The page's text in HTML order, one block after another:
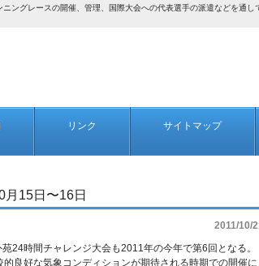
ングレースの開催、管理、国際大会への代表選手の派遣などを通
リンク サイトマップ
15日〜16日
2011/10/
時間チャレンジ大会も2011年の今年で第6回となる。
良好な気象コンディションが期待される時期での開催に